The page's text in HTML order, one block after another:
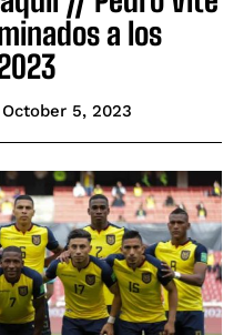
a los
October 5, 2023